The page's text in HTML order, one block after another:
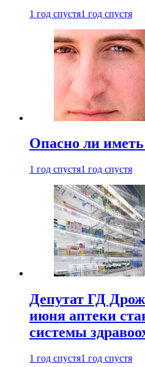
1 год спустя1 год спустя
Опасно ли
1 год спустя1 год спустя
Депутат ГД
июня аптеки
системы
1 год спустя1 год спустя